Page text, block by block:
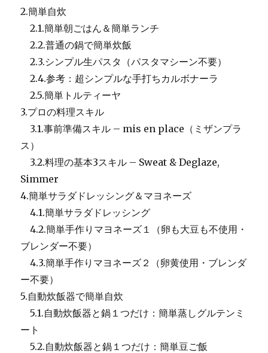
2.簡単自炊
2.1.簡単朝ごはん＆簡単ランチ
2.2.普通の鍋で簡単炊飯
2.3.シンプル生パスタ（パスタマシーン不要）
2.4.参考：超シンプルな手打ちカルボナーラ
2.5.簡単トルティーヤ
3.プロの料理スキル
3.1.事前準備スキル – mis en place（ミザンプラ
ス）
3.2.料理の基本3スキル – Sweat & Deglaze,
Simmer
4.簡単サラダドレッシング＆マヨネーズ
4.1.簡単サラダドレッシング
4.2.簡単手作りマヨネーズ１（卵も大豆も不使用・
ブレンダー不要）
4.3.簡単手作りマヨネーズ２（卵黄使用・ブレンダ
ー不要）
5.自動炊飯器で簡単自炊
5.1.自動炊飯器と鍋１つだけ：簡単蒸しグルテンミ
ート
5.2.自動炊飯器と鍋１つだけ：簡単豆ご飯